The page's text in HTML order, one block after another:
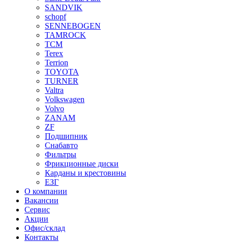
SANDVIK
schopf
SENNEBOGEN
TAMROCK
TCM
Terex
Terrion
TOYOTA
TURNER
Valtra
Volkswagen
Volvo
ZANAM
ZF
Подшипник
Снабавто
Фильтры
Фрикционные диски
Карданы и крестовины
ЕЗГ
О компании
Вакансии
Сервис
Акции
Офис/склад
Контакты